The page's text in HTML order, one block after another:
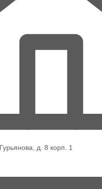
д. 8 корп. 1